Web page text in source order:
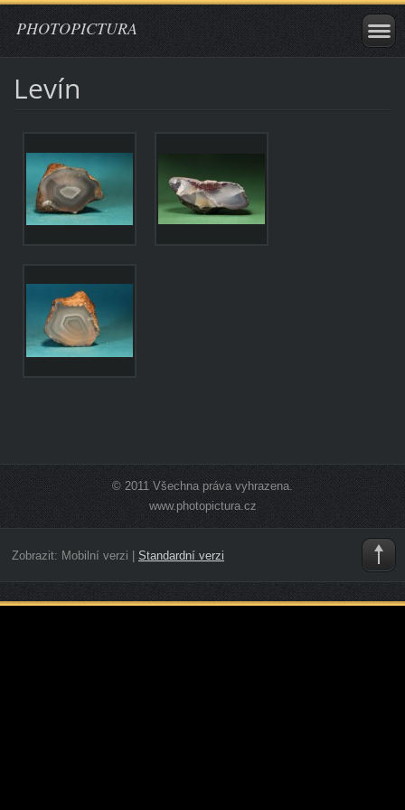
PHOTOPICTURA
Levín
© 2011 Všechna práva vyhrazena.
www.photopictura.cz
Zobrazit: Mobilní verzi Standardní verzi